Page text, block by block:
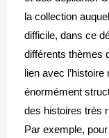
la collection
difficile, dans ce
différents thèmes
lien avec l’histoire
énormément
des histoires très
Par exemple,